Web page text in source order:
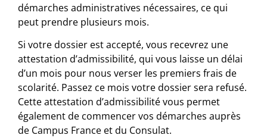
démarches administratives nécessaires, ce qui
peut prendre plusieurs mois.
Si votre dossier est accepté, vous recevrez une
attestation d’admissibilité, qui vous laisse un délai
d’un mois pour nous verser les premiers frais de
scolarité. Passez ce mois votre dossier sera refusé.
Cette attestation d’admissibilité vous permet
également de commencer vos démarches auprès
de Campus France et du Consulat.